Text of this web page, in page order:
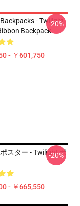
- Twilight
Backpack
- ￥601,750
-20%
スター - Twilight ポ
- ￥665,550
-20%